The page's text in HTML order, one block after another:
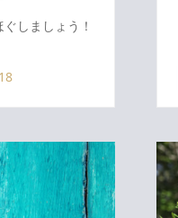
しましょう！